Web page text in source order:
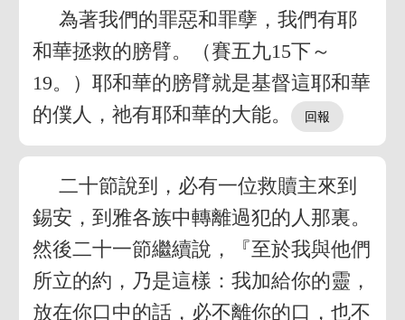
為著我們的罪惡和罪孽，我們有耶
和華拯救的膀臂。（賽五九15下～
19。）耶和華的膀臂就是基督這耶和華
的僕人，祂有耶和華的大能。
二十節說到，必有一位救贖主來到
錫安，到雅各族中轉離過犯的人那裏。
然後二十一節繼續說，『至於我與他們
所立的約，乃是這樣：我加給你的靈，
放在你口中的話，必不離你的口，也不